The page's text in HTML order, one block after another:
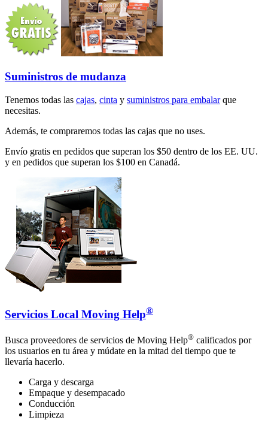
Suministros de mudanza
Tenemos todas las cajas, cinta y suministros para embalarque
necesitas.
Además, te compraremos todas las cajas que no uses.
Envío gratis en pedidos que superan los $50 dentro de los EE. UU.
y en pedidos que superan los $100 en Canadá.
Servicios Local Moving Help®
Busca proveedores de servicios de Moving Help® calificados por
los usuarios en tu área y múdate en la mitad del tiempo que te
llevaría hacerlo.
Carga y descarga
Empaque y desempacado
Conducción
Limpieza